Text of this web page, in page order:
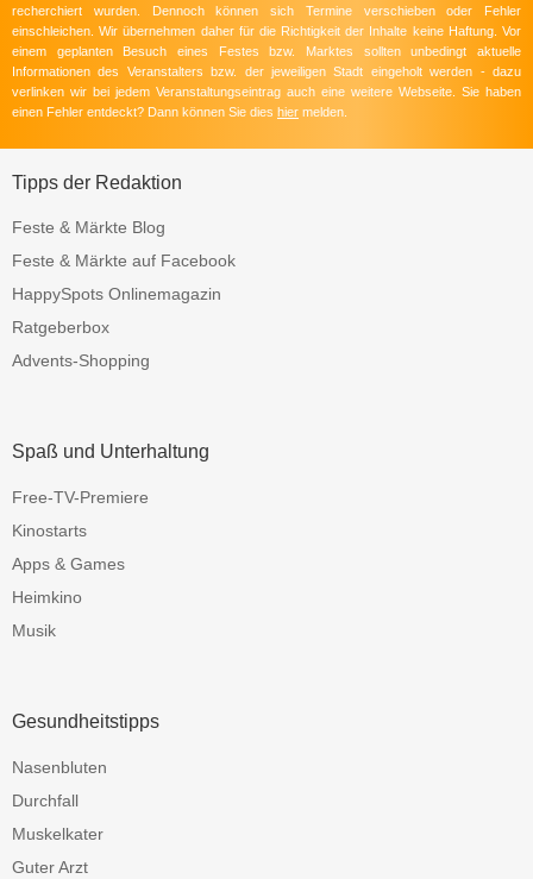
recherchiert wurden. Dennoch können sich Termine verschieben oder Fehler
einschleichen. Wir übernehmen daher für die Richtigkeit der Inhalte keine Haftung. Vor
einem geplanten Besuch eines Festes bzw. Marktes sollten unbedingt aktuelle
Informationen des Veranstalters bzw. der jeweiligen Stadt eingeholt werden - dazu
verlinken wir bei jedem Veranstaltungseintrag auch eine weitere Webseite. Sie haben
einen Fehler entdeckt? Dann können Sie dies hier melden.
Tipps der Redaktion
Feste & Märkte Blog
Feste & Märkte auf Facebook
HappySpots Onlinemagazin
Ratgeberbox
Advents-Shopping
Spaß und Unterhaltung
Free-TV-Premiere
Kinostarts
Apps & Games
Heimkino
Musik
Gesundheitstipps
Nasenbluten
Durchfall
Muskelkater
Guter Arzt